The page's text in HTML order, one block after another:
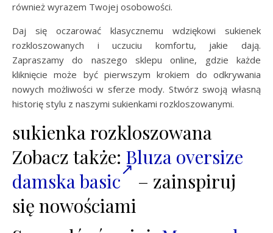
również wyrazem Twojej osobowości.
Daj się oczarować klasycznemu wdziękowi sukienek
rozkloszowanych i uczuciu komfortu, jakie dają.
Zapraszamy do naszego sklepu online, gdzie każde
kliknięcie może być pierwszym krokiem do odkrywania
nowych możliwości w sferze mody. Stwórz swoją własną
historię stylu z naszymi sukienkami rozkloszowanymi.
sukienka rozkloszowana
Zobacz także: Bluza oversize
damska basic
– zainspiruj
się nowościami